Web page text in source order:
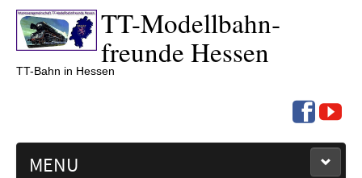
TT-Modell­bahn­
freunde Hessen
TT-Bahn in Hessen
MENU